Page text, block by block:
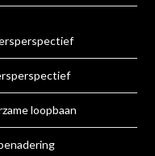
loopbaan